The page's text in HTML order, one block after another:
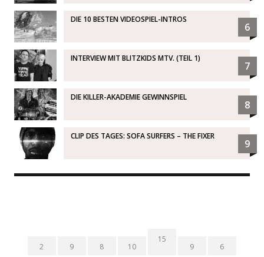
DIE 10 BESTEN VIDEOSPIEL-INTROS
6
INTERVIEW MIT BLITZKIDS MTV. (TEIL 1)
7
DIE KILLER-AKADEMIE GEWINNSPIEL
8
CLIP DES TAGES: SOFA SURFERS – THE FIXER
9
2
9
8
10
15
9
6